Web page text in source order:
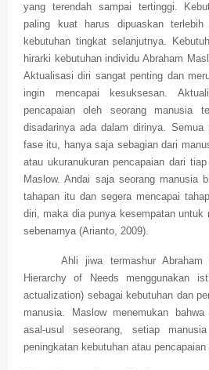
yang terendah sampai tertinggi.
paling kuat harus dipuaskan terlebih
kebutuhan tingkat selanjutnya.
hirarki kebutuhan individu Abraham
Aktualisasi diri sangat penting dan
ingin mencapai kesuksesan.
pencapaian oleh seorang manusia
disadarinya ada dalam dirinya. Semua
fase itu, hanya saja sebagian dari
atau ukuranukuran pencapaian dari
Maslow. Andai saja seorang manusia
tahapan itu dan segera mencapai
diri, maka dia punya kesempatan untuk
sebenarnya (Arianto, 2009).
Ahli jiwa termashur Abraham
Hierarchy of Needs menggunakan
actualization) sebagai kebutuhan dan
manusia. Maslow menemukan
asal-usul seseorang, setiap
peningkatan kebutuhan atau